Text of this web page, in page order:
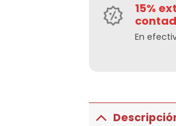
15%
En